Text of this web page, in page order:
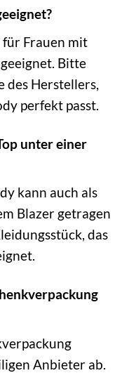
für Frauen mit
Bitte
des Herstellers,
perfekt passt.
unter einer
kann auch als
Blazer getragen
das
Anbieter ab.